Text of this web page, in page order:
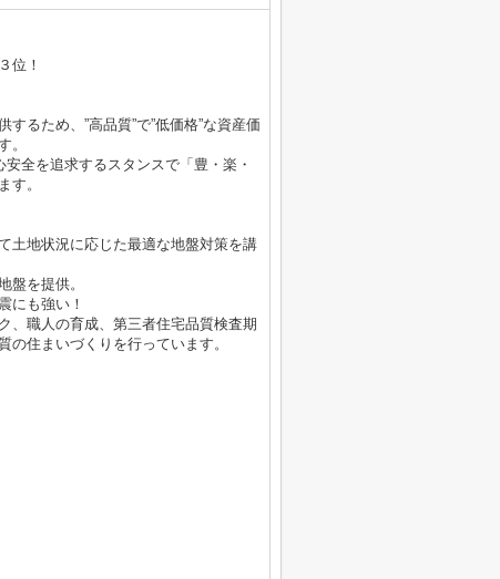
位！
るため、”高品質”で”低価格”な資産価
。
全を追求するスタンスで「豊・楽・
す。
土地状況に応じた最適な地盤対策を講
盤を提供。
にも強い！
、職人の育成、第三者住宅品質検査期
の住まいづくりを行っています。